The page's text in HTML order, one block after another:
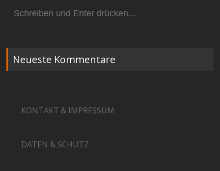
nach:
Neueste Kommentare
KONTAKT & IMPRESSUM
DATEN & SCHUTZ